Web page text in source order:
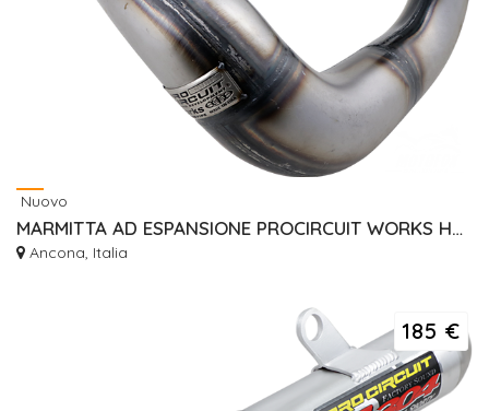
Nuovo
MARMITTA AD ESPANSIONE PROCIRCUIT WORKS HUSQVARNA TE300 I 2019
Ancona, Italia
185 €